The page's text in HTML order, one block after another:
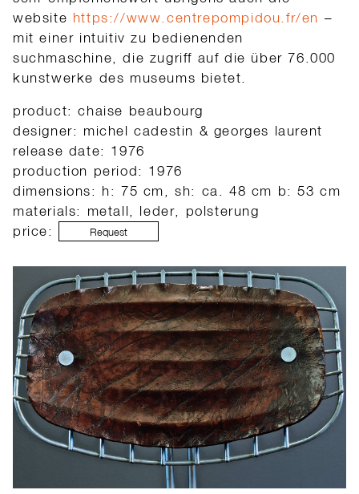
website https://www.centrepompidou.fr/en –
mit einer intuitiv zu bedienenden
suchmaschine, die zugriff auf die über 76.000
kunstwerke des museums bietet.
product: chaise beaubourg
designer: michel cadestin & georges laurent
release date: 1976
production period: 1976
dimensions: h: 75 cm, sh: ca. 48 cm b: 53 cm
materials: metall, leder, polsterung
price:
Request